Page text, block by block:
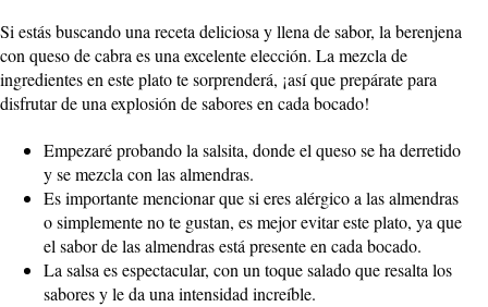
Si estás buscando una receta deliciosa y llena de sabor, la berenjena
con queso de cabra es una excelente elección. La mezcla de
ingredientes en este plato te sorprenderá, ¡así que prepárate para
disfrutar de una explosión de sabores en cada bocado!
Empezaré probando la salsita, donde el queso se ha derretido
y se mezcla con las almendras.
Es importante mencionar que si eres alérgico a las almendras
o simplemente no te gustan, es mejor evitar este plato, ya que
el sabor de las almendras está presente en cada bocado.
La salsa es espectacular, con un toque salado que resalta los
sabores y le da una intensidad increíble.